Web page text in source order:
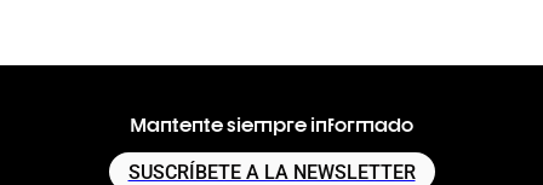
Mantente siempre informado
SUSCRÍBETE A LA NEWSLETTER